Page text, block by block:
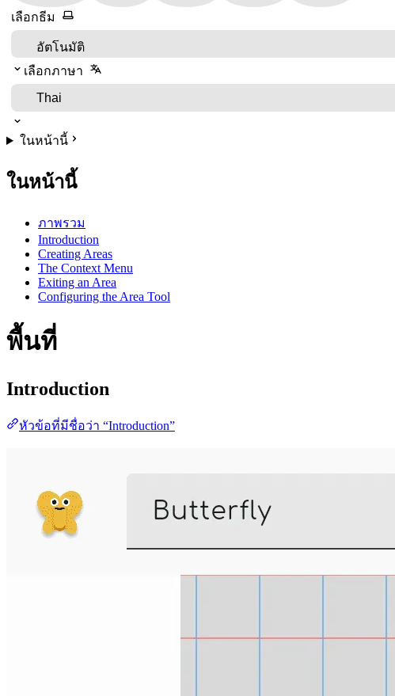
เลือกธีม
เลือกภาษา
ในหน้านี้
ในหน้านี้
ภาพรวม
Introduction
Creating Areas
The Context Menu
Exiting an Area
Configuring the Area Tool
พื้นที่
Introduction
หัวข้อที่มีชื่อว่า “Introduction”